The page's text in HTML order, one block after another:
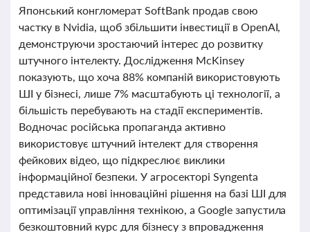
Японський конгломерат SoftBank продав свою
частку в Nvidia, щоб збільшити інвестиції в OpenAI,
демонструючи зростаючий інтерес до розвитку
штучного інтелекту. Дослідження McKinsey
показують, що хоча 88% компаній використовують
ШІ у бізнесі, лише 7% масштабують ці технології, а
більшість перебувають на стадії експериментів.
Водночас російська пропаганда активно
використовує штучний інтелект для створення
фейкових відео, що підкреслює виклики
інформаційної безпеки. У агросекторі Syngenta
представила нові інноваційні рішення на базі ШІ для
оптимізації управління технікою, а Google запустила
безкоштовний курс для бізнесу з впровадження